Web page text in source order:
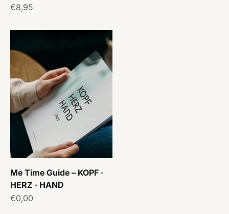
Angebot
€8,95
Me Time Guide – KOPF ·
HERZ · HAND
Angebot
€0,00